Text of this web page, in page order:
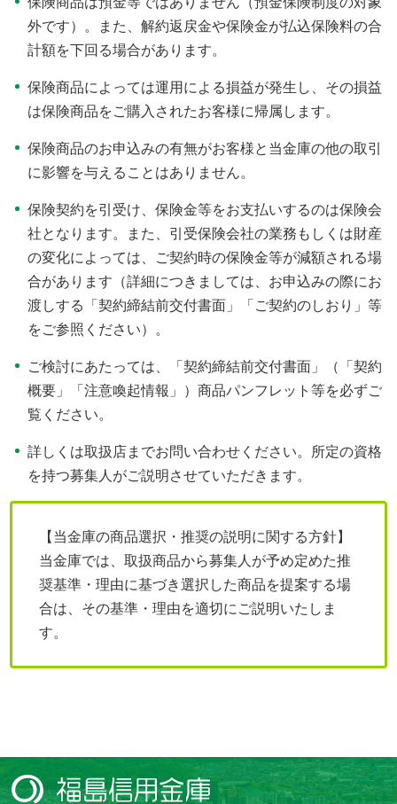
外です）。また、解約返戻金や保険金が払込保険料の合
計額を下回る場合があります。
保険商品によっては運用による損益が発生し、その損益
は保険商品をご購入されたお客様に帰属します。
保険商品のお申込みの有無がお客様と当金庫の他の取引
に影響を与えることはありません。
保険契約を引受け、保険金等をお支払いするのは保険会
社となります。また、引受保険会社の業務もしくは財産
の変化によっては、ご契約時の保険金等が減額される場
合があります（詳細につきましては、お申込みの際にお
渡しする「契約締結前交付書面」「ご契約のしおり」等
をご参照ください）。
ご検討にあたっては、「契約締結前交付書面」（「契約
概要」「注意喚起情報」）商品パンフレット等を必ずご
覧ください。
詳しくは取扱店までお問い合わせください。所定の資格
を持つ募集人がご説明させていただきます。
【当金庫の商品選択・推奨の説明に関する方針】
当金庫では、取扱商品から募集人が予め定めた推
奨基準・理由に基づき選択した商品を提案する場
合は、その基準・理由を適切にご説明いたしま
す。